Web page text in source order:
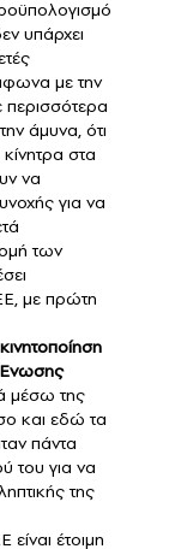
υπάρχει
με την
άμυνα, ότι
στα
να
για να
των
με πρώτη
κινητοποίηση
Ενωσης
μέσω της
και εδώ τα
πάντα
του για να
της
έτοιμη